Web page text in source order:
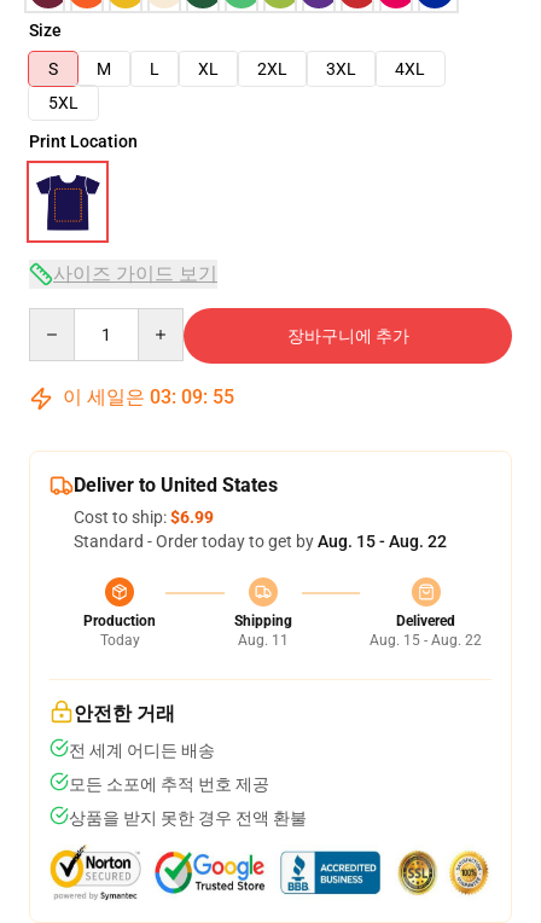
Size
S
M L XL 2XL 3XL
4XL
5XL
Print Location
사이즈 가이드 보기
장바구니에 추가
이 세일은 03: 09: 54
Deliver to United States
Cost to ship:$6.99
Standard - Order today to get byAug. 15 - Aug. 22
Production
Today
Shipping
Aug. 11
Delivered
Aug. 15 - Aug. 22
안전한 거래
전 세계 어디든 배송
모든 소포에 추적 번호 제공
상품을 받지 못한 경우 전액 환불